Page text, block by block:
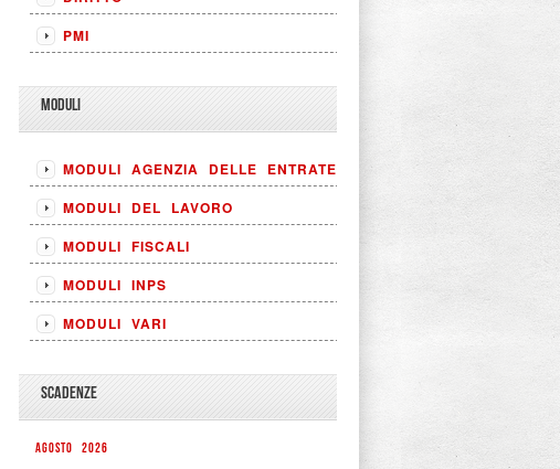
PMI
MODULI
MODULI AGENZIA DELLE ENTRATE
MODULI DEL LAVORO
MODULI FISCALI
MODULI INPS
MODULI VARI
SCADENZE
AGOSTO 2026